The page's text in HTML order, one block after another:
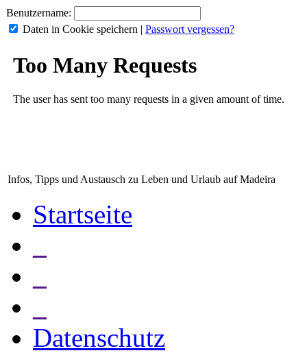
Benutzername:
Daten in Cookie speichern | Passwort vergessen?
Infos, Tipps und Austausch zu Leben und Urlaub auf Madeira
Startseite
Datenschutz